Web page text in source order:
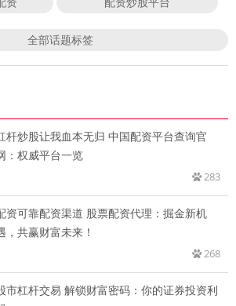
全部话题标签
杆炒股让我血本无归 中国配资平台查询官
：权威平台一览
283
资可靠配资渠道 股票配资代理：掘金新机
，共赢财富未来！
268
市杠杆交易 解锁财富密码：你的证券投资利